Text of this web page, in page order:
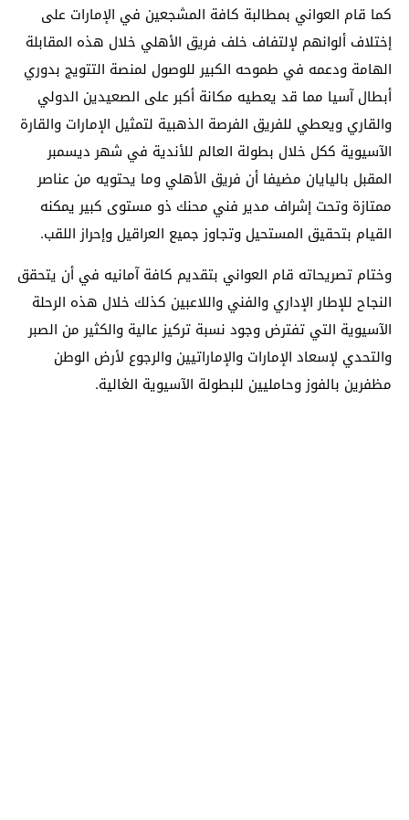
كما قام العواني بمطالبة كافة المشجعين في الإمارات على
إختلاف ألوانهم لإلتفاف خلف فريق الأهلي خلال هذه المقابلة
الهامة ودعمه في طموحه الكبير للوصول لمنصة التتويج بدوري
أبطال آسيا مما قد يعطيه مكانة أكبر على الصعيدين الدولي
والقاري ويعطي للفريق الفرصة الذهبية لتمثيل الإمارات والقارة
الآسيوية ككل خلال بطولة العالم للأندية في شهر ديسمبر
المقبل باليايان مضيفا أن فريق الأهلي وما يحتويه من عناصر
ممتازة وتحت إشراف مدير فني محنك ذو مستوى كبير يمكنه
القيام بتحقيق المستحيل وتجاوز جميع العراقيل وإحراز اللقب.
وختام تصريحاته قام العواني بتقديم كافة آمانيه في أن يتحقق
النجاح للإطار الإداري والفني واللاعبين كذلك خلال هذه الرحلة
الآسيوية التي تفترض وجود نسبة تركيز عالية والكثير من الصبر
والتحدي لإسعاد الإمارات والإماراتيين والرجوع لأرض الوطن
مظفرين بالفوز وحامليين للبطولة الآسيوية الغالية.